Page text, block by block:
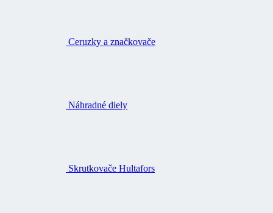
Ceruzky a značkovače
Náhradné diely
Skrutkovače Hultafors